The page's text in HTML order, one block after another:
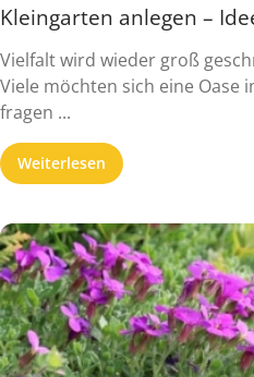
Kleingarten anlegen –
Vielfalt wird wieder groß
Viele möchten sich eine Oase
fragen ...
Weiterlesen